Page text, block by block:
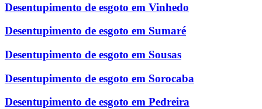
Desentupimento de esgoto em Vinhedo
Desentupimento de esgoto em Sumaré
Desentupimento de esgoto em Sousas
Desentupimento de esgoto em Sorocaba
Desentupimento de esgoto em Pedreira